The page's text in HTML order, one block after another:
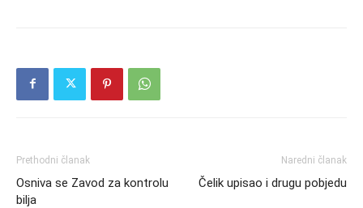
Prethodni članak
Osniva se Zavod za kontrolu
bilja
Naredni članak
Čelik upisao i drugu pobjedu